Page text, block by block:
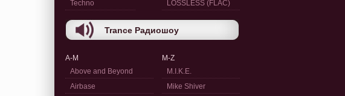
Techno
LOSSLESS (FLAC)
Trance Радиошоу
A-M
Above and Beyond
Airbase
M-Z
M.I.K.E.
Mike Shiver